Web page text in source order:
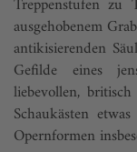
Treppenstufen zu
ausgehobenem
antikisierenden
Gefilde eines
liebevollen,
Schaukästen
Opernformen